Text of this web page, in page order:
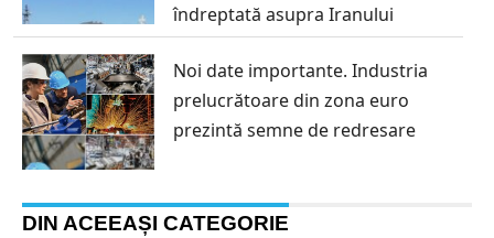
îndreptată asupra Iranului
Noi date importante. Industria
prelucrătoare din zona euro
prezintă semne de redresare
DIN ACEEAȘI CATEGORIE